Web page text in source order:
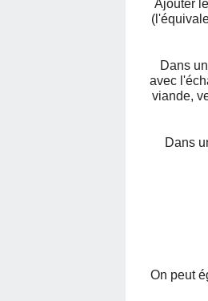
Ajouter
Dans
avec
viande,
Dans
On peut